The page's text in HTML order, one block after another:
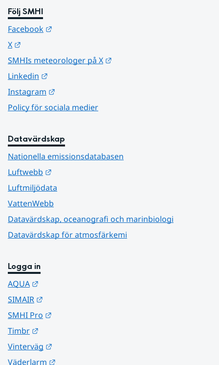
Följ SMHI
Facebook
X
SMHIs meteorologer på X
Linkedin
Instagram
Policy för sociala medier
Datavärdskap
Nationella emissionsdatabasen
Luftwebb
Luftmiljödata
VattenWebb
Datavärdskap, oceanografi och marinbiologi
Datavärdskap för atmosfärkemi
Logga in
AQUA
SIMAIR
SMHI Pro
Timbr
Vinterväg
Väderlarm